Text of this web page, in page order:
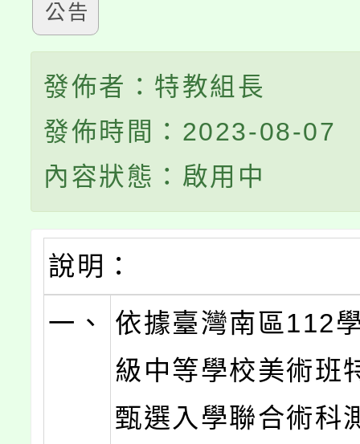
公告
發佈者：特教組長
發佈時間：2023-08-07
內容狀態：啟用中
說明：
一、
依據臺灣南區112
級中等學校美術班
甄選入學聯合術科